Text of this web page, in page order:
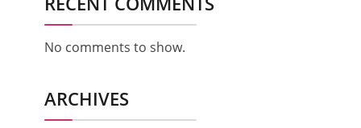
No comments to show.
ARCHIVES